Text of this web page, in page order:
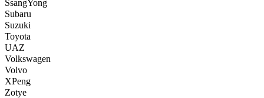
SsangYong
Subaru
Suzuki
Toyota
UAZ
Volkswagen
Volvo
XPeng
Zotye